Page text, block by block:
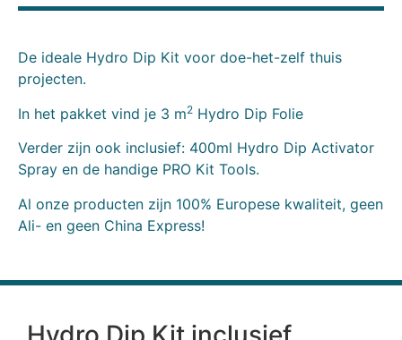
De ideale Hydro Dip Kit voor doe-het-zelf thuis
projecten.
In het pakket vind je 3 m2 Hydro Dip Folie
Verder zijn ook inclusief: 400ml Hydro Dip Activator
Spray en de handige PRO Kit Tools.
Al onze producten zijn 100% Europese kwaliteit, geen
Ali- en geen China Express!